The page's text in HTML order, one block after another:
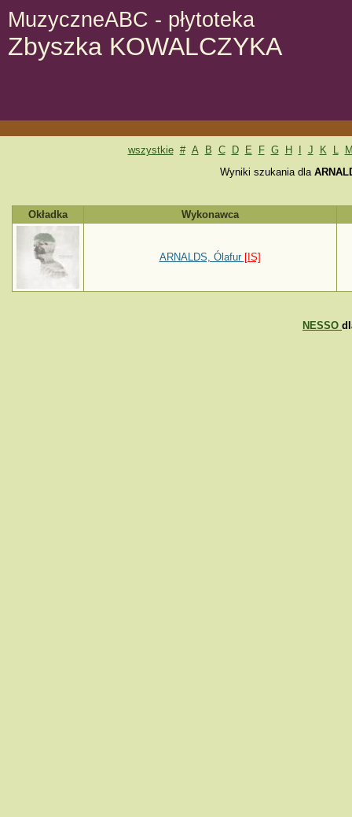
MuzyczneABC - płytoteka
Zbyszka KOWALCZYKA
wszystkie # A B C D E F G H J K L
Wyniki szukania dla
Okładka Wykonawca
ARNALDS, Ólafur [IS]
NESSO